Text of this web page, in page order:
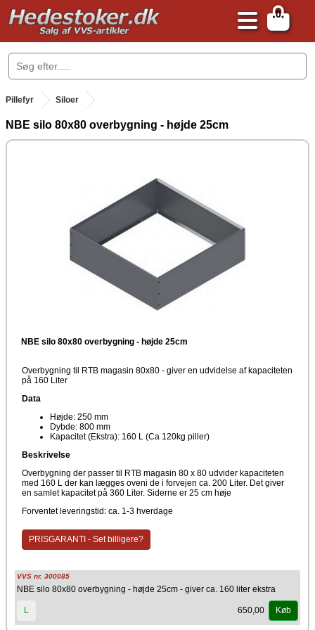
0
.
Pillefyr Siloer
NBE silo 80x80 overbygning - højde 25cm
NBE silo 80x80 overbygning - højde 25cm
Overbygning til RTB magasin 80x80 - giver en udvidelse af kapaciteten
på 160 Liter
Data
Højde: 250 mm
Dybde: 800 mm
Kapacitet (Ekstra): 160 L (Ca 120kg piller)
Beskrivelse
Overbygning der passer til RTB magasin 80 x 80 udvider kapaciteten
med 160 L der kan lægges oveni de i forvejen ca. 200 Liter. Det giver
en samlet kapacitet på 360 Liter. Siderne er 25 cm høje
Forventet leveringstid: ca. 1-3 hverdage
PRISGARANTI - Set billigere?
VVS nr. 300085
NBE silo 80x80 overbygning - højde 25cm - giver ca. 160 liter ekstra
L 650,00 Køb